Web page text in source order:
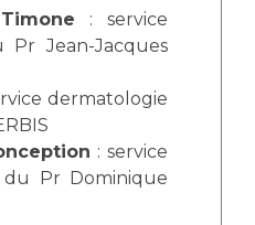
13
de Biologie
: service
Pr Jean-Jacques
dermatologie
: service
Pr Dominique